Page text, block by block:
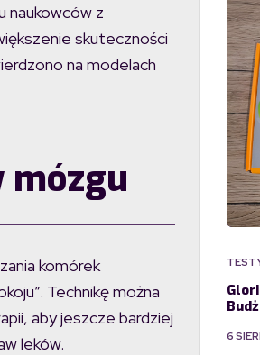
naukowców z
skuteczności
na modelach
mózgu
komórek
Technikę można
aby jeszcze bardziej
leków.
6